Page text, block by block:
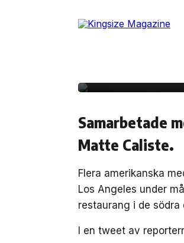
SAMHÄLLE 13
PnB Rock
Samarbetade
Matte Caliste.
Flera amerikanska
Los Angeles under
restaurang i de södra
I en tweet av